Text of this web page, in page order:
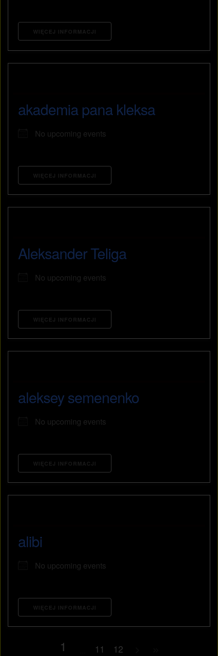
WIĘCEJ INFORMACJI
akademia pana kleksa
No upcoming events
WIĘCEJ INFORMACJI
Aleksander Teliga
No upcoming events
WIĘCEJ INFORMACJI
aleksey semenenko
No upcoming events
WIĘCEJ INFORMACJI
alibi
No upcoming events
WIĘCEJ INFORMACJI
1 11 12